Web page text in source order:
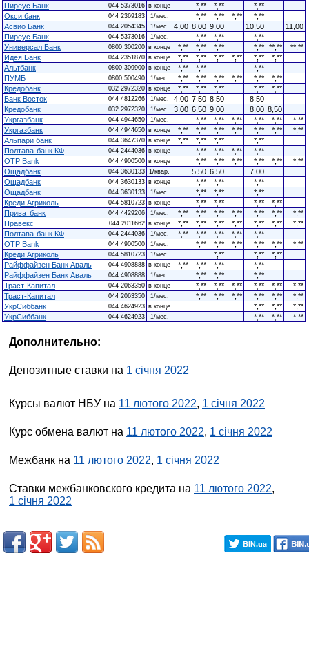
Пиреус Банк
044 5373016 в конце *,** *,**
*,**
Окси банк
044 2369183 1/мес. *,** *,** *,**
*,**
Асвио Банк
044 2054345 1/мес. 4,00 8,00 9,00 10,50
11,00
Пиреус Банк
044 5373016 1/мес. *,** *,**
*,**
Универсал Банк
0800 300200 в конце *,** *,** *,** *,** **,**
**,**
Идея Банк
044 2351870 в конце *,** *,** *,** *,** *,**
*,**
Альтбанк
0800 309900 в конце *,** *,**
*,**
ПУМБ
0800 500490 1/мес. *,** *,** *,** *,** *,**
*,**
Кредобанк
032 2972320 в конце *,** *,** *,** *,**
*,**
Банк Восток
044 4812266 1/мес. 4,00 7,50 8,50
8,50
Кредобанк
032 2972320 1/мес. 3,00 6,50 9,00 8,00 8,50
Укргазбанк
044 4944650 1/мес. *,** *,** *,** *,** *,**
*,**
Укргазбанк
044 4944650 в конце *,** *,** *,** *,** *,** *,**
*,**
Альпари банк
044 3647370 в конце *,** *,** *,**
*,**
Полтава-банк КФ
044 2444036 в конце *,** *,** *,**
*,**
OTP Bank
044 4900500 в конце *,** *,** *,** *,** *,**
*,**
Ощадбанк
044 3630133 1/квар. 5,50 6,50
7,00
Ощадбанк
044 3630133 в конце *,** *,**
*,**
Ощадбанк
044 3630133 1/мес. *,** *,**
*,**
Креди Агриколь
044 5810723 в конце *,** *,** *,**
*,**
Приватбанк
044 4429206 1/мес. *,** *,** *,** *,** *,** *,**
*,**
Правекс
044 2011662 в конце *,** *,** *,** *,** *,** *,**
*,**
Полтава-банк КФ
044 2444036 1/мес. *,** *,** *,** *,**
*,**
OTP Bank
044 4900500 1/мес. *,** *,** *,** *,** *,**
*,**
Креди Агриколь
044 5810723 1/мес. *,** *,**
*,**
Райффайзен Банк Аваль
044 4908888 в конце *,** *,** *,**
*,**
Райффайзен Банк Аваль
044 4908888 1/мес. *,** *,**
*,**
Траст-Капитал
044 2063350 в конце *,** *,** *,** *,** *,**
*,**
Траст-Капитал
044 2063350 1/мес. *,** *,** *,** *,** *,**
*,**
УкрСиббанк
044 4624923 в конце *,** *,**
*,**
УкрСиббанк
044 4624923 1/мес. *,** *,** *,**
Дополнительно:
Депозитные ставки на 1 січня 2022
Курсы валют НБУ на 11 лютого 2022, 1 січня 2022
Курс обмена валют на 11 лютого 2022, 1 січня 2022
Межбанк на 11 лютого 2022, 1 січня 2022
Ставки межбанковского кредита на 11 лютого 2022,
1 січня 2022